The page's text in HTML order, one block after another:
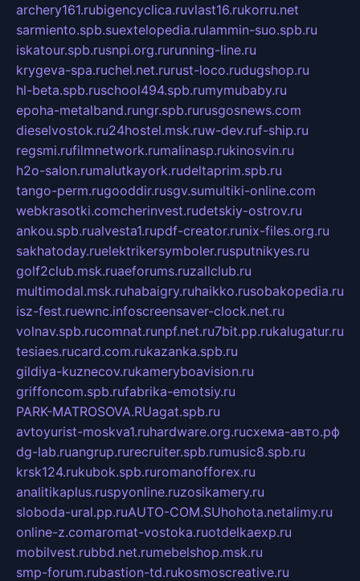
archery161.rubigencyclica.ruvlast16.rukorru.net
sarmiento.spb.suextelopedia.rulammin-suo.spb.ru
iskatour.spb.rusnpi.org.rurunning-line.ru
krygeva-spa.ruchel.net.rurust-loco.rudugshop.ru
hl-beta.spb.ruschool494.spb.rumymubaby.ru
epoha-metalband.rungr.spb.rurusgosnews.com
dieselvostok.ru24hostel.msk.ruw-dev.ruf-ship.ru
regsmi.rufilmnetwork.rumalinasp.rukinosvin.ru
h2o-salon.rumalutkayork.rudeltaprim.spb.ru
tango-perm.rugooddir.rusgv.sumultiki-online.com
webkrasotki.comcherinvest.rudetskiy-ostrov.ru
ankou.spb.rualvesta1.rupdf-creator.runix-files.org.ru
sakhatoday.ruelektrikersymboler.rusputnikyes.ru
golf2club.msk.ruaeforums.ruzallclub.ru
multimodal.msk.ruhabaigry.ruhaikko.rusobakopedia.ru
isz-fest.ruewnc.infoscreensaver-clock.net.ru
volnav.spb.rucomnat.runpf.net.ru7bit.pp.rukalugatur.ru
tesiaes.rucard.com.rukazanka.spb.ru
gildiya-kuznecov.rukameryboavision.ru
griffoncom.spb.rufabrika-emotsiy.ru
PARK-MATROSOVA.RUagat.spb.ru
avtoyurist-moskva1.ruhardware.org.ruсхема-авто.рф
dg-lab.ruangrup.rurecruiter.spb.rumusic8.spb.ru
krsk124.rukubok.spb.ruromanofforex.ru
analitikaplus.ruspyonline.ruzosikamery.ru
sloboda-ural.pp.ruAUTO-COM.SUhohota.netalimy.ru
online-z.comaromat-vostoka.ruotdelkaexp.ru
mobilvest.rubbd.net.rumebelshop.msk.ru
smp-forum.rubastion-td.rukosmoscreative.ru